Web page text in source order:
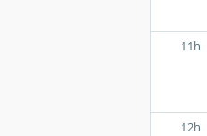
11h
12h